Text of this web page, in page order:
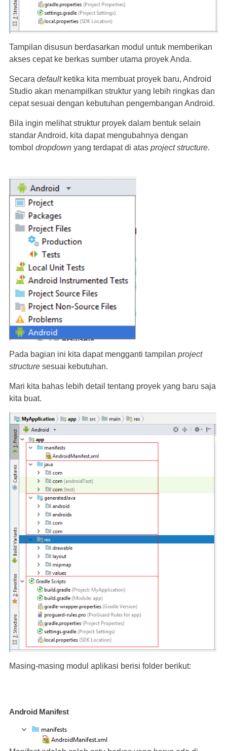
Tampilan disusun berdasarkan modul untuk memberikan
akses cepat ke berkas sumber utama proyek Anda.
Secara default ketika kita membuat proyek baru, Android
Studio akan menampilkan struktur yang lebih ringkas dan
cepat sesuai dengan kebutuhan pengembangan Android.
Bila ingin melihat struktur proyek dalam bentuk selain
standar Android, kita dapat mengubahnya dengan
tombol dropdown yang terdapat di atas project structure.
Pada bagian ini kita dapat mengganti tampilan project
structure sesuai kebutuhan.
Mari kita bahas lebih detail tentang proyek yang baru saja
kita buat.
Masing-masing modul aplikasi berisi folder berikut:
Android Manifest